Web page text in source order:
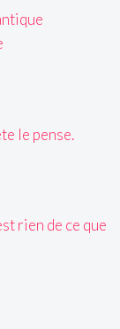
le pense.
rien de ce que